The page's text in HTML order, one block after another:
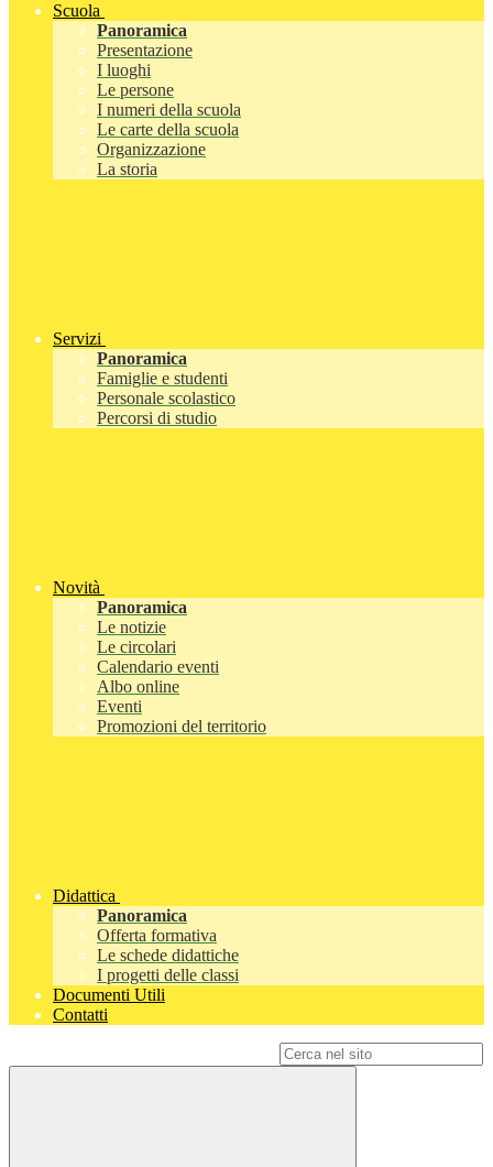
Scuola
Panoramica
Presentazione
I luoghi
Le persone
I numeri della scuola
Le carte della scuola
Organizzazione
La storia
Servizi
Panoramica
Famiglie e studenti
Personale scolastico
Percorsi di studio
Novità
Panoramica
Le notizie
Le circolari
Calendario eventi
Albo online
Eventi
Promozioni del territorio
Didattica
Panoramica
Offerta formativa
Le schede didattiche
I progetti delle classi
Documenti Utili
Contatti